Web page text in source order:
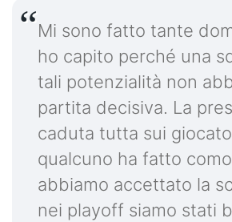
Mi sono fatto tante
ho capito perché una
tali potenzialità non
partita decisiva. La
caduta tutta sui
qualcuno ha fatto
abbiamo accettato la
nei playoff siamo stati